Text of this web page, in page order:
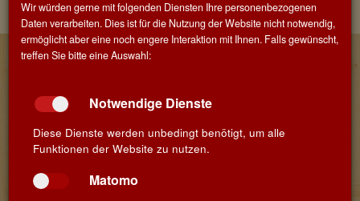
Weinberater
Negroamaro
Wein-Details
Cantine De Falco
Negroamaro »N« 2024
Salento IGP · Apulien ·
Wir würden gerne mit folgenden Diensten Ihre personenbezogenen
Daten verarbeiten. Dies ist für die Nutzung der Website nicht notwendig,
ermöglicht aber eine noch engere Interaktion mit Ihnen. Falls gewünscht,
treffen Sie bitte eine Auswahl:
Notwendige Dienste
Diese Dienste werden unbedingt benötigt, um alle
Funktionen der Website zu nutzen.
Matomo